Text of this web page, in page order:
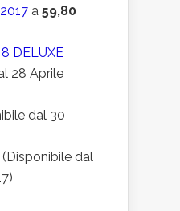
a 59,80
DELUXE
28 Aprile
dal 30
(Disponibile dal